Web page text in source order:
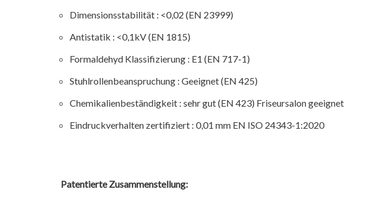
Dimensionsstabilität : <0,02 (EN 23999)
Antistatik : <0,1kV (EN 1815)
Formaldehyd Klassifizierung : E1 (EN 717-1)
Stuhlrollenbeanspruchung : Geeignet (EN 425)
Chemikalienbeständigkeit : sehr gut (EN 423) Friseursalon geeignet
Eindruckverhalten zertifiziert : 0,01 mm EN ISO 24343-1:2020
Patentierte Zusammenstellung: